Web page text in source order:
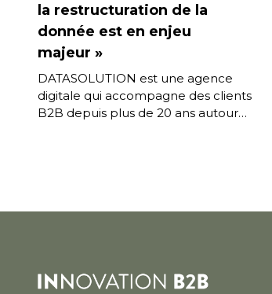
la restructuration de la
donnée est en enjeu
majeur »
DATASOLUTION est une agence
digitale qui accompagne des clients
B2B depuis plus de 20 ans autour